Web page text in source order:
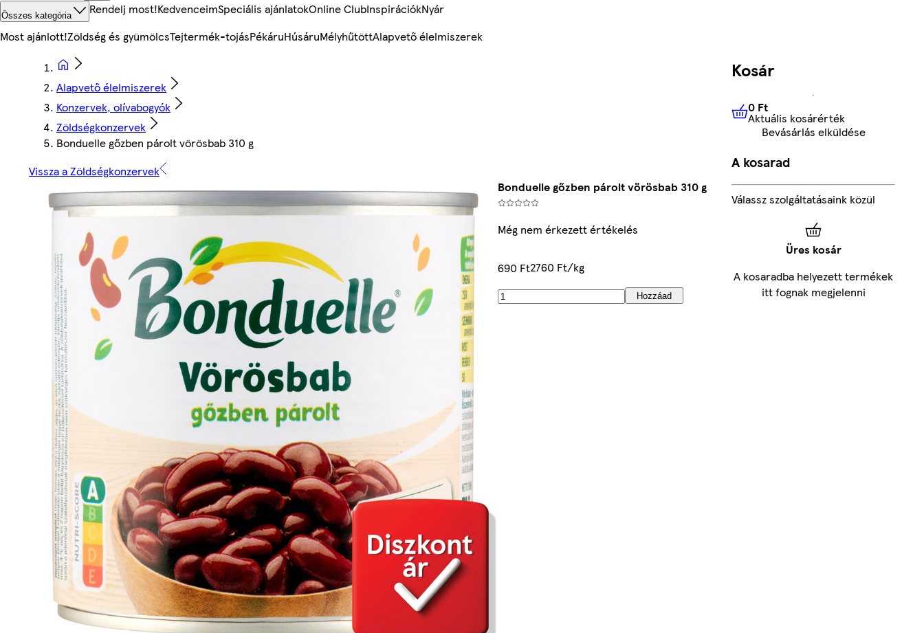
Összes kategória Rendelj most!KedvenceimSpeciális ajánlatokOnline ClubInspirációkNyár
Most ajánlott!Zöldség és gyümölcsTejtermék-tojásPékáruHúsáruMélyhűtöttAlapvető élelmiszerek
Alapvető élelmiszerek
Konzervek, olívabogyók
Zöldségkonzervek
Bonduelle gőzben párolt vörösbab 310 g
Vissza a Zöldségkonzervek
Bonduelle gőzben párolt vörösbab 310 g
Még nem érkezett értékelés
690 Ft2760 Ft/kg
Hozzáad
Kosár
0 FtAktuális kosárérték
0 Ft
Aktuális kosárérték
Bevásárlás elküldése
A kosarad
Válassz szolgáltatásaink közül
Üres kosár
A kosaradba helyezett termékek
itt fognak megjelenni